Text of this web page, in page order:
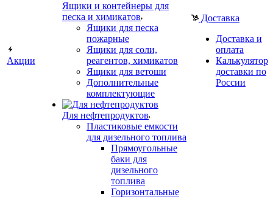
Акции
Ящики и контейнеры для
песка и химикатов
Ящики для песка
пожарные
Ящики для соли,
реагентов, химикатов
Ящики для ветоши
Дополнительные
комплектующие
Для нефтепродуктов
Пластиковые емкости
для дизельного топлива
Прямоугольные
баки для
дизельного
топлива
Горизонтальные
Доставка
Доставка и
оплата
Калькулятор
доставки по
России